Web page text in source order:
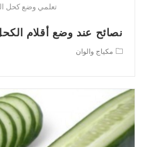
تعلمي وضع كحل
نصائح عند وضع أقلام
Postمكياج والوان